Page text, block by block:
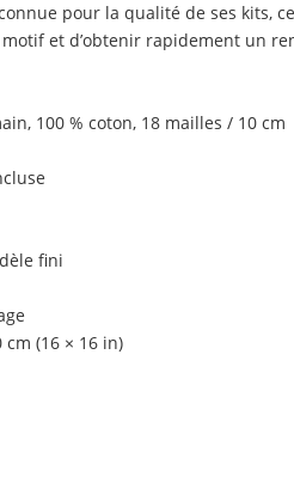
pour la qualité de ses kits,
et d’obtenir rapidement un
100 % coton, 18 mailles / 10 cm
fini
(16 × 16 in)